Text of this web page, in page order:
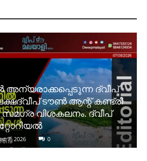
അന്യരാക്കപ്പെടുന്ന ദ്വീപ്
ടൗൺ ആന്റ് കണ്ട്രി
സമഗ്ര വിശകലനം. ദ്വീപ്
7, 2026 0